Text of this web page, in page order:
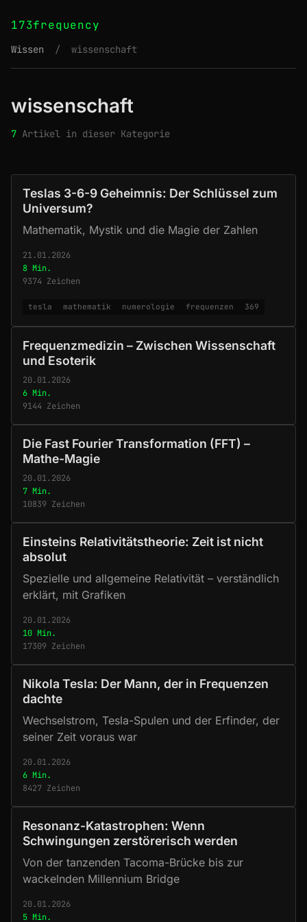
173frequency
Wissen / wissenschaft
wissenschaft
7 Artikel in dieser Kategorie
Teslas 3-6-9 Geheimnis: Der Schlüssel zum
Universum?
Mathematik, Mystik und die Magie der Zahlen
21.01.2026
8 Min.
9374 Zeichen
tesla mathematik numerologie frequenzen 369
Frequenzmedizin – Zwischen Wissenschaft
und Esoterik
20.01.2026
6 Min.
9144 Zeichen
Die Fast Fourier Transformation (FFT) –
Mathe-Magie
20.01.2026
7 Min.
10839 Zeichen
Einsteins Relativitätstheorie: Zeit ist nicht
absolut
Spezielle und allgemeine Relativität – verständlich
erklärt, mit Grafiken
20.01.2026
10 Min.
17309 Zeichen
Nikola Tesla: Der Mann, der in Frequenzen
dachte
Wechselstrom, Tesla-Spulen und der Erfinder, der
seiner Zeit voraus war
20.01.2026
6 Min.
8427 Zeichen
Resonanz-Katastrophen: Wenn
Schwingungen zerstörerisch werden
Von der tanzenden Tacoma-Brücke bis zur
wackelnden Millennium Bridge
20.01.2026
5 Min.